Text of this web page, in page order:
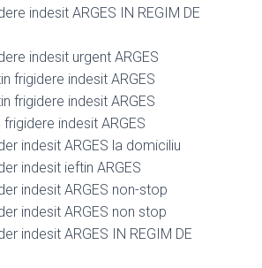
indesit ARGES IN REGIM DE
indesit urgent ARGES
frigidere indesit ARGES
frigidere indesit ARGES
indesit ARGES
indesit ARGES la domiciliu
indesit ieftin ARGES
indesit ARGES non-stop
indesit ARGES non stop
indesit ARGES IN REGIM DE